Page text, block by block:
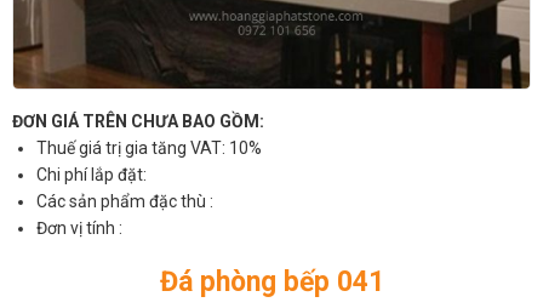
ĐƠN GIÁ TRÊN CHƯA BAO GỒM:
Thuế giá trị gia tăng VAT: 10%
Chi phí lắp đặt:
Các sản phẩm đặc thù :
Đơn vị tính :
Đá phòng bếp 041